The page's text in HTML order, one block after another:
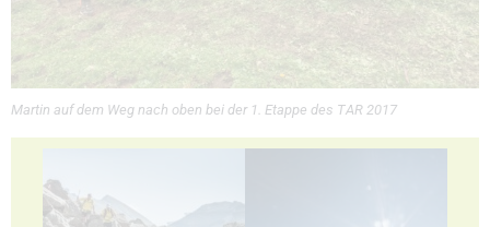
Martin auf dem Weg nach oben bei der 1. Etappe des TAR 2017